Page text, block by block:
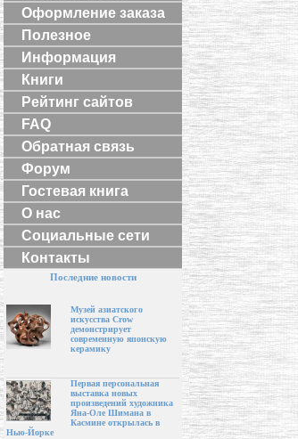
Оформление заказа
Полезное
Информация
Книги
Рейтинг сайтов
FAQ
Обратная связь
Форум
Гостевая книга
О нас
Социальные сети
Контакты
Последние новости
Музей азиатского
искусства Crow
демонстрирует
современную японскую
керамику
Первая персональная
выставка новых
произведений художника
Яна-Оле Шимана в
Касмине открылась в
Нью-Йорке